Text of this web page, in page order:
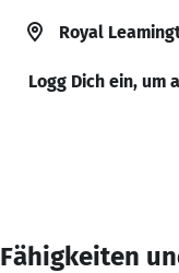
Royal
Logg Dich ein, um
Fähigkeiten